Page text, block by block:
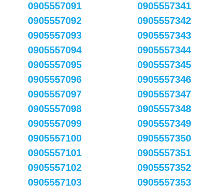
0905557091
0905557092
0905557093
0905557094
0905557095
0905557096
0905557097
0905557098
0905557099
0905557100
0905557101
0905557102
0905557103
0905557341
0905557342
0905557343
0905557344
0905557345
0905557346
0905557347
0905557348
0905557349
0905557350
0905557351
0905557352
0905557353